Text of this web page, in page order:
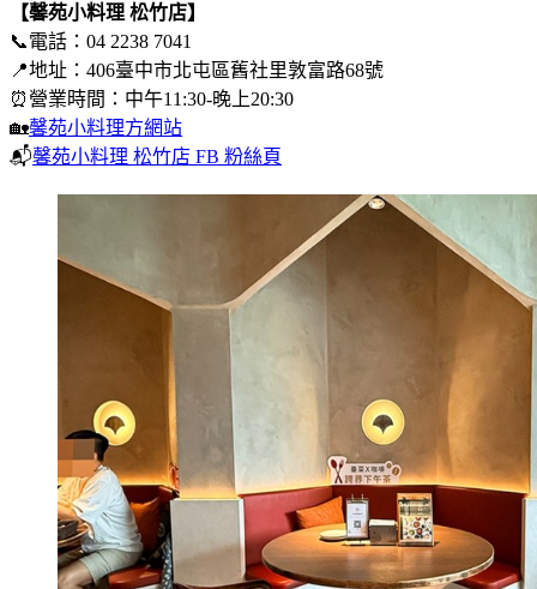
【馨苑小料理 松竹店】
📞電話：04 2238 7041
📍地址：406臺中市北屯區舊社里敦富路68號
⏰營業時間：中午11:30-晚上20:30
🏡馨苑小料理方網站
📬馨苑小料理 松竹店 FB 粉絲頁